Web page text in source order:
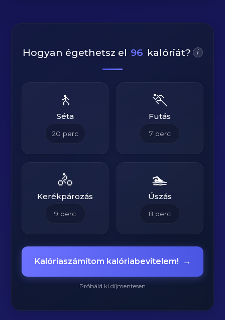
Hogyan égethetsz el 96 kalóriát? i
🚶
Séta
20 perc
🏃
Futás
7 perc
🚴
Kerékpározás
9 perc
🏊
Úszás
8 perc
Kalóriaszámítom kalóriabevitelem! →
Próbáld ki díjmentesen